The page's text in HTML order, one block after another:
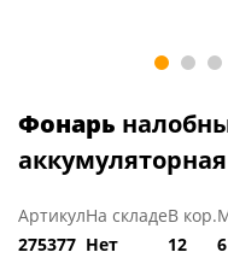
Фонарь
аккумуляторная
Артикул
275377
На складе
Нет
В кор.
12
6